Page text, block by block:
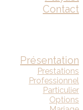
Contact
Présentation
Prestations
Professionnel
Particulier
Options